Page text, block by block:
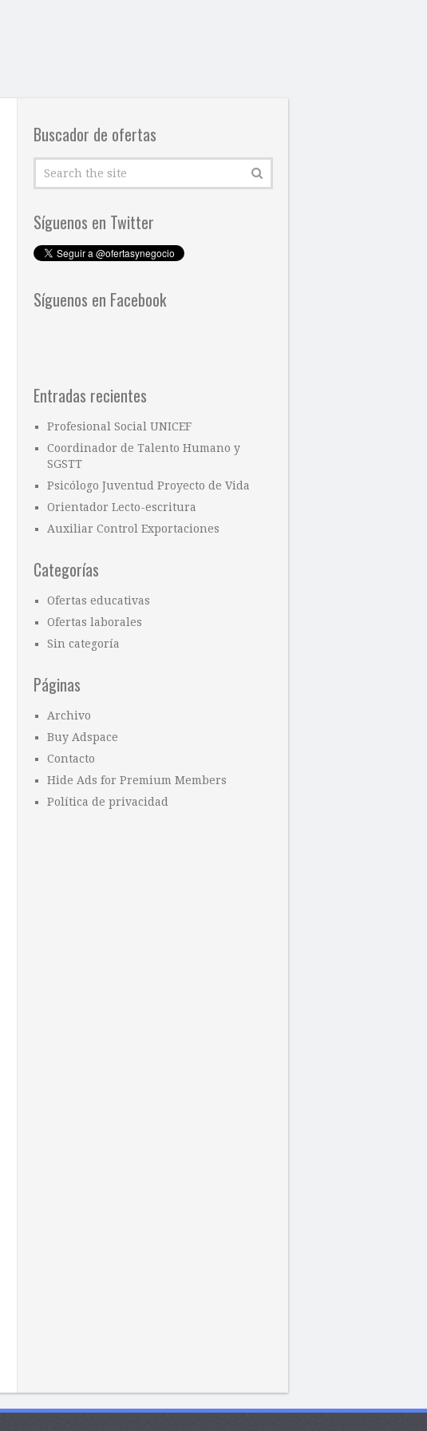
Buscador de ofertas
Síguenos en Twitter
Síguenos en Facebook
Entradas recientes
Profesional Social UNICEF
Coordinador de Talento Humano y
SGSTT
Psicólogo Juventud Proyecto de Vida
Orientador Lecto-escritura
Auxiliar Control Exportaciones
Categorías
Ofertas educativas
Ofertas laborales
Sin categoría
Páginas
Archivo
Buy Adspace
Contacto
Hide Ads for Premium Members
Política de privacidad